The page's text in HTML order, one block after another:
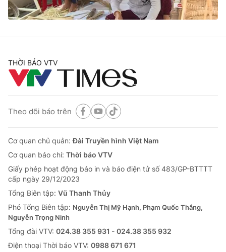
VTV4 Vươn mình bằng AI
Liên hệ tòa soạn English
Theo dõi báo trên
Cơ quan chủ quản: Đài Truyền hình Việt Nam
Cơ quan báo chí:Thời báo VTV
Giấy phép hoạt động báo in và báo điện tử số 483/GP-BTTTT
cấp ngày 29/12/2023
THỜI BÁO VTV
Theo dõi báo trên
Cơ quan chủ quản:Đài Truyền hình Việt Nam
Cơ quan báo chí: Thời báo VTV
Giấy phép hoạt động báo in và báo điện tử số 483/GP-BTTTT
cấp ngày 29/12/2023
Tổng Biên tập: Vũ Thanh Thủy
Phó Tổng Biên tập: Nguyễn Thị Mỹ Hạnh, Phạm Quốc Thắng,
Nguyễn Trọng Ninh
Tổng đài VTV: 024.38 355 931 - 024.38 355 932
Ðiện thoại Thời báo VTV: 0988 671 671